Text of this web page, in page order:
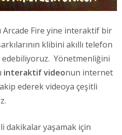
Fire yine interaktif bir
klibini akıllı telefon
Yönetmenliğini
interaktif videonun internet
ederek videoya çeşitli
dakikalar yaşamak için